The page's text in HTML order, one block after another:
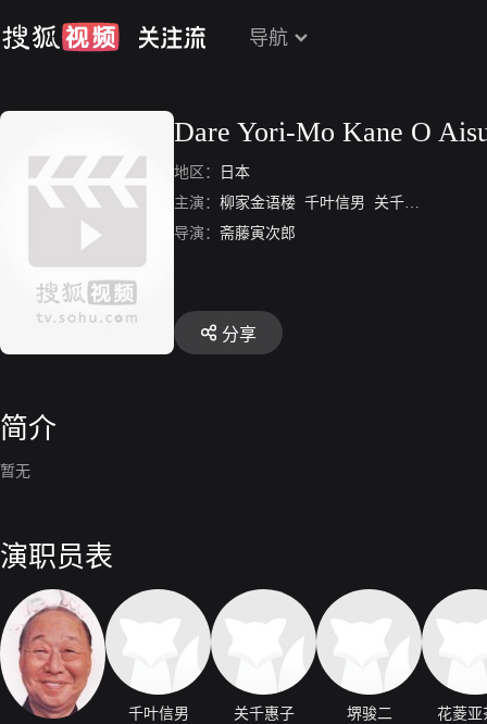
导航
Dare Yori-Mo Kane O
地区：
日本
主演： 柳家金语楼 千叶信男 关千惠子
导演： 斋藤寅次郎
分享
简介
暂无
演职员表
千叶信男 关千惠子 堺骏二 花菱亚